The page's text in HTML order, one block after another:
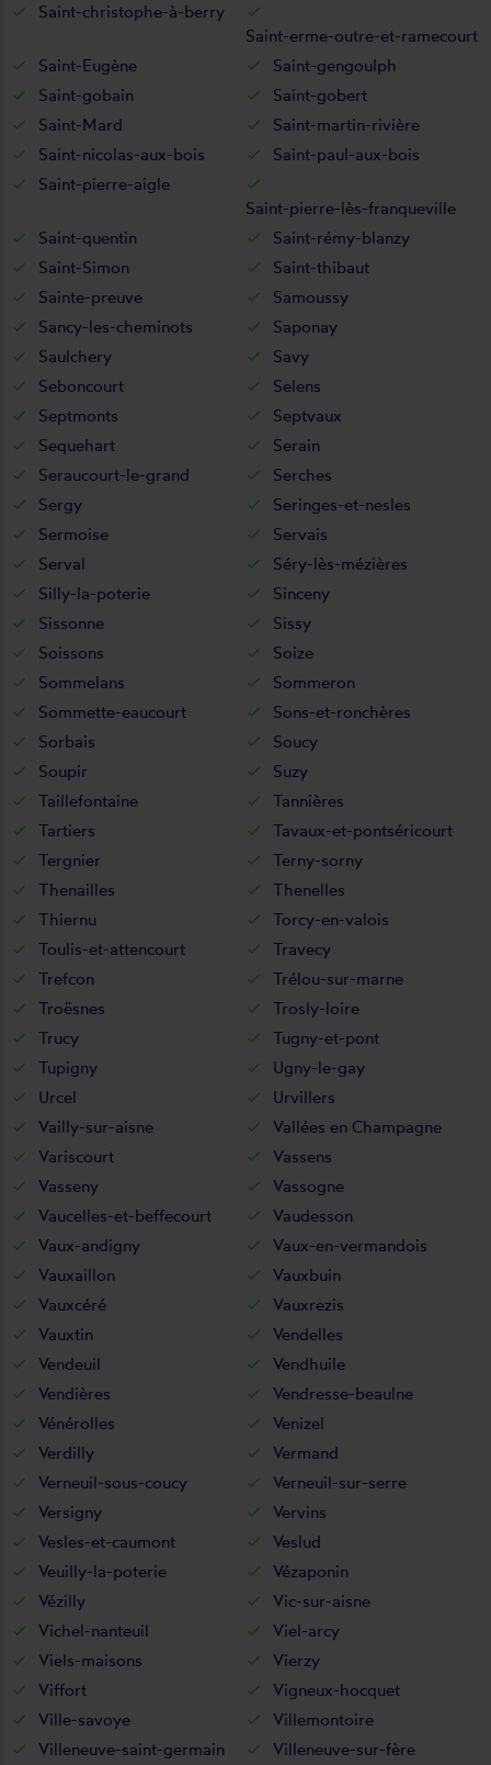
Saint-christophe-à-berry
Saint-erme-outre-et-ramecourt
Saint-Eugène
Saint-gengoulph
Saint-gobain
Saint-gobert
Saint-Mard
Saint-martin-rivière
Saint-nicolas-aux-bois
Saint-paul-aux-bois
Saint-pierre-aigle
Saint-pierre-lès-franqueville
Saint-quentin
Saint-rémy-blanzy
Saint-Simon
Saint-thibaut
Sainte-preuve
Samoussy
Sancy-les-cheminots
Saponay
Saulchery
Savy
Seboncourt
Selens
Septmonts
Septvaux
Sequehart
Serain
Seraucourt-le-grand
Serches
Sergy
Seringes-et-nesles
Sermoise
Servais
Serval
Séry-lès-mézières
Silly-la-poterie
Sinceny
Sissonne
Sissy
Soissons
Soize
Sommelans
Sommeron
Sommette-eaucourt
Sons-et-ronchères
Sorbais
Soucy
Soupir
Suzy
Taillefontaine
Tannières
Tartiers
Tavaux-et-pontséricourt
Tergnier
Terny-sorny
Thenailles
Thenelles
Thiernu
Torcy-en-valois
Toulis-et-attencourt
Travecy
Trefcon
Trélou-sur-marne
Troësnes
Trosly-loire
Trucy
Tugny-et-pont
Tupigny
Ugny-le-gay
Urcel
Urvillers
Vailly-sur-aisne
Vallées en Champagne
Variscourt
Vassens
Vasseny
Vassogne
Vaucelles-et-beffecourt
Vaudesson
Vaux-andigny
Vaux-en-vermandois
Vauxaillon
Vauxbuin
Vauxcéré
Vauxrezis
Vauxtin
Vendelles
Vendeuil
Vendhuile
Vendières
Vendresse-beaulne
Vénérolles
Venizel
Verdilly
Vermand
Verneuil-sous-coucy
Verneuil-sur-serre
Versigny
Vervins
Vesles-et-caumont
Veslud
Veuilly-la-poterie
Vézaponin
Vézilly
Vic-sur-aisne
Vichel-nanteuil
Viel-arcy
Viels-maisons
Vierzy
Viffort
Vigneux-hocquet
Ville-savoye
Villemontoire
Villeneuve-saint-germain
Villeneuve-sur-fère